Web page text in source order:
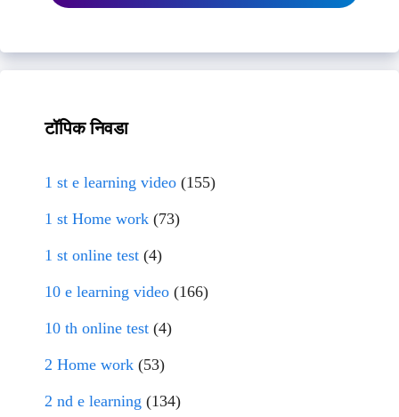
टॉपिक निवडा
1 st e learning video (155)
1 st Home work (73)
1 st online test (4)
10 e learning video (166)
10 th online test (4)
2 Home work (53)
2 nd e learning (134)